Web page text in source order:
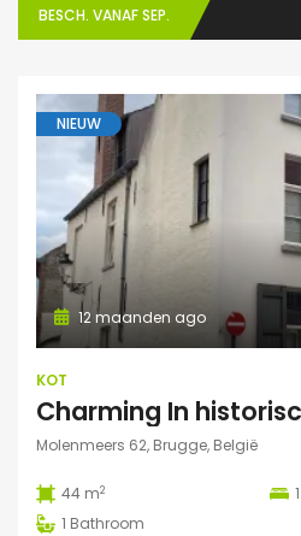
BESCH. VANAF SEP.
NIEUW
12 maanden ago
KOT
Charming In
Molenmeers 62, Brugge, België
44 m2 1
1 Bathroom